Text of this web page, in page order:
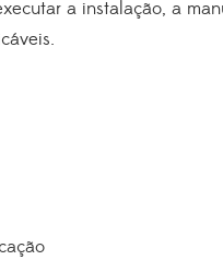
a instalação, a